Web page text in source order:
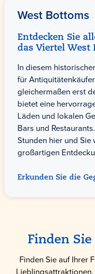
West Bottoms
Entdecken Sie
das Viertel West
In diesem
für
gleichermaßen erst
bietet eine
Läden und lokalen
Bars und
Stunden hier und Sie
großartigen
Erkunden Sie die
Finden
Finden Sie auf Ihrer